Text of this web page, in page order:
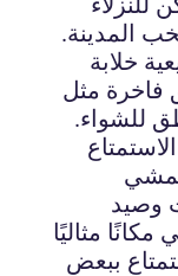
المدينة.
خلابة
فاخرة مثل
للشواء.
وصيد
مثاليًا
ببعض